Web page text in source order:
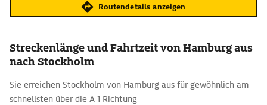
Routendetails anzeigen
Streckenlänge und Fahrtzeit von Hamburg aus
nach Stockholm
Sie erreichen Stockholm von Hamburg aus für gewöhnlich am
schnellsten über die A 1 Richtung